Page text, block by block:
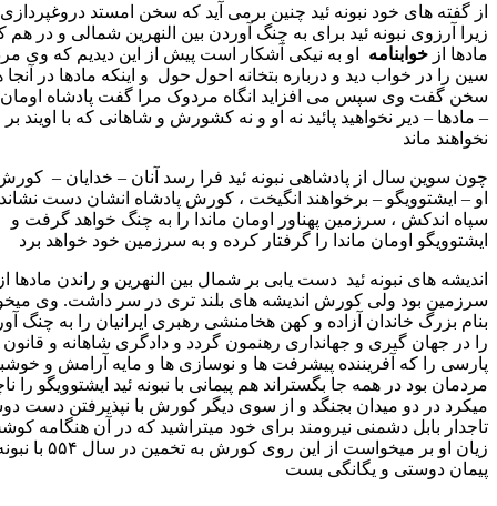
های خود نبونه ئید چنین برمی آید که سخن امستد دروغپردازی است
نبونه ئید برای به چنگ آوردن بین النهرین شمالی و در هم کوفتن
ازخوابنامهاو به نیکی آشکار است پیش از این دیدیم که وی مردوک و
در خواب دید و درباره بتخانه احول حول و اینکه مادها در آنجا هستند
وی سپس می افزاید انگاه مردوک مرا گفت پادشاه اومان ماندا
– دیر نخواهید پائید نه او و نه کشورش و شاهانی که با اویند بر جای
ماند
سال از پادشاهی نبونه ئید فرا رسد آنان – خدایان – کورش را بر
– برخواهند انگیخت ، کورش پادشاه انشان دست نشانده او با
، سرزمین پهناور اومان ماندا را به چنگ خواهد گرفت و
اومان ماندا را گرفتار کرده و به سرزمین خود خواهد برد
های نبونه ئید دست یابی بر شمال بین النهرین و راندن مادها از آن
بود ولی کورش اندیشه های بلند تری در سر داشت. وی میخواست
خاندان آزاده و کهن هخامنشی رهبری ایرانیان را به چنگ آورده آنا
جهان گیری و جهانداری رهنمون گردد و دادگری شاهانه و قانون و نظم
را که آفریننده پیشرفت ها و نوسازی ها و مایه آرامش و خوشبختی
بود در همه جا بگستراند هم پیمانی با نبونه ئید ایشتوویگو را ناچار
در دو میدان بجنگد و از سوی دیگر کورش با نپذیرفتن دست دوستی
بابل دشمنی نیرومند برای خود میتراشید که در آن هنگامه کوشش به
زیان او بر میخواست از این روی کورش به تخمین در سال ۵۵۴ با نبونه ئید
دوستی و یگانگی بست